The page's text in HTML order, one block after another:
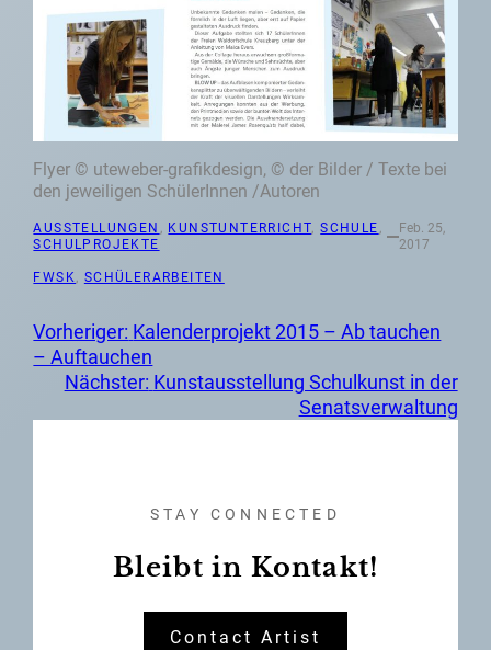
Flyer © uteweber-grafikdesign, © der Bilder / Texte bei
den jeweiligen SchülerInnen /Autoren
AUSSTELLUNGEN KUNSTUNTERRICHT , SCHULE
SCHULPROJEKTE
Feb. 25,
2017
FWSK SCHÜLERARBEITEN
Vorheriger: Kalenderprojekt 2015 – Ab tauchen
– Auftauchen
Nächster: Kunstausstellung Schulkunst in der
Senatsverwaltung
STAY CONNECTED
Bleibt in Kontakt!
Contact Artist